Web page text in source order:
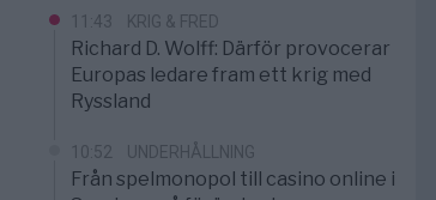
11:43 KRIG & FRED
Richard D. Wolff: Därför provocerar
Europas ledare fram ett krig med
Ryssland
10:52 UNDERHÅLLNING
Från spelmonopol till casino online i